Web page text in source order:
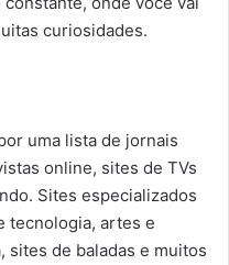
curiosidades.
uma lista de jornais
online, sites de TVs
Sites especializados
tecnologia, artes e
sites de baladas e muitos